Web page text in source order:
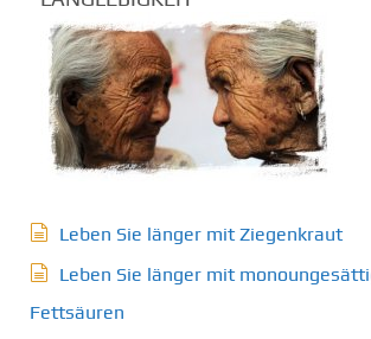
Leben Sie länger mit Ziegenkraut
Leben Sie länger mit
Fettsäuren